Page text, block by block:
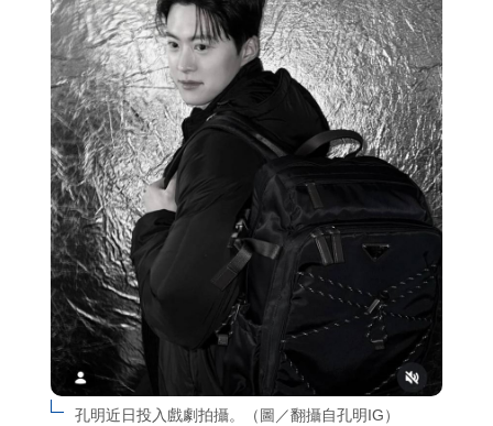
孔明近日投入戲劇拍攝。（圖／翻攝自孔明IG）